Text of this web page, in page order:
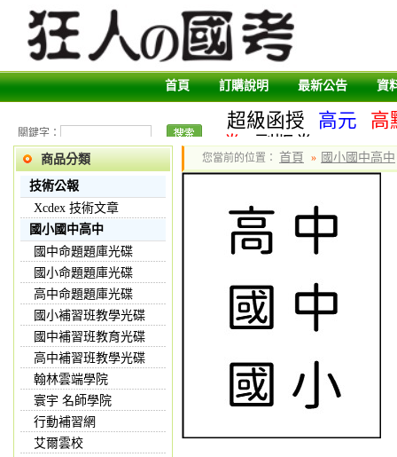
首頁 訂購說明 最新公告 資
關鍵字：
超級函授 高元
高
卷
副版卷
商品分類
技術公報
Xcdex 技術文章
國小國中高中
國中命題題庫光碟
國小命題題庫光碟
高中命題題庫光碟
國小補習班教學光碟
國中補習班教育光碟
高中補習班教學光碟
翰林雲端學院
寰宇 名師學院
行動補習網
艾爾雲校
您當前的位置： 首頁 » 國小國中高中